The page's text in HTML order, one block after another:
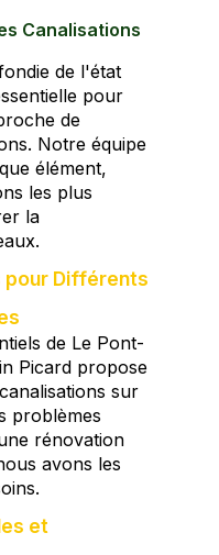
Canalisations
de l'état
pour
de
Notre équipe
élément,
les plus
la
pour Différents
de Le Pont-
Picard propose
sur
problèmes
rénovation
avons les
et